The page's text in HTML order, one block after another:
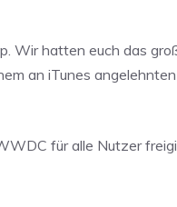
Wir hatten euch das
an iTunes
für alle Nutzer